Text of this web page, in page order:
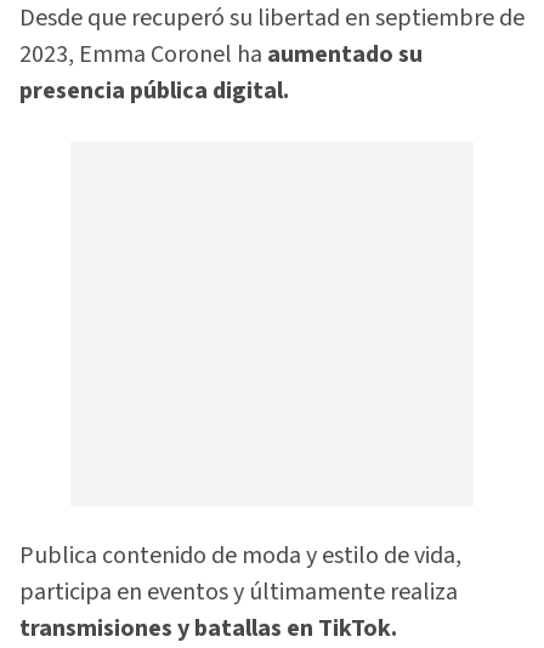
Desde que recuperó su libertad en septiembre de
2023, Emma Coronel ha aumentado su
presencia pública digital.
Publica contenido de moda y estilo de vida,
participa en eventos y últimamente realiza
transmisiones y batallas en TikTok.